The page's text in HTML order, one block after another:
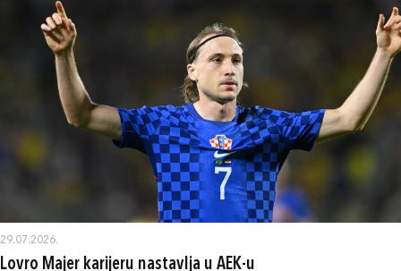
29.07.2026.
Lovro Majer karijeru nastavlja u AEK-u